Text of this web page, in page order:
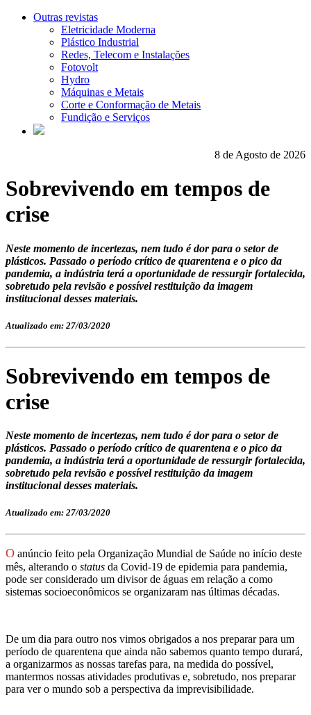
Outras revistas
Eletricidade Moderna
Plástico Industrial
Redes, Telecom e Instalações
Fotovolt
Hydro
Máquinas e Metais
Corte e Conformação de Metais
Fundição e Serviços
8 de Agosto de 2026
Sobrevivendo em tempos de
crise
Neste momento de incertezas, nem tudo é dor para o setor de
plásticos. Passado o período crítico de quarentena e o pico da
pandemia, a indústria terá a oportunidade de ressurgir fortalecida,
sobretudo pela revisão e possível restituição da imagem
institucional desses materiais.
Atualizado em: 27/03/2020
Sobrevivendo em tempos de
crise
Neste momento de incertezas, nem tudo é dor para o setor de
plásticos. Passado o período crítico de quarentena e o pico da
pandemia, a indústria terá a oportunidade de ressurgir fortalecida,
sobretudo pela revisão e possível restituição da imagem
institucional desses materiais.
Atualizado em: 27/03/2020
O anúncio feito pela Organização Mundial de Saúde no início deste
mês, alterando o status da Covid-19 de epidemia para pandemia,
pode ser considerado um divisor de águas em relação a como
sistemas socioeconômicos se organizaram nas últimas décadas.
De um dia para outro nos vimos obrigados a nos preparar para um
período de quarentena que ainda não sabemos quanto tempo durará,
a organizarmos as nossas tarefas para, na medida do possível,
mantermos nossas atividades produtivas e, sobretudo, nos preparar
para ver o mundo sob a perspectiva da imprevisibilidade.